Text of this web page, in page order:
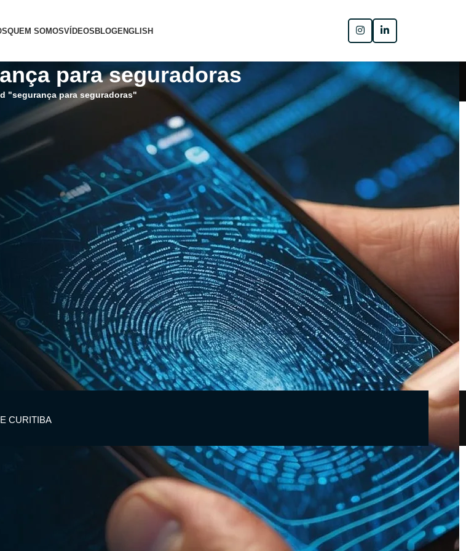
QUEM SOMOSVÍDEOSBLOGENGLISH
para seguradoras
"segurança para seguradoras"
CURITIBA